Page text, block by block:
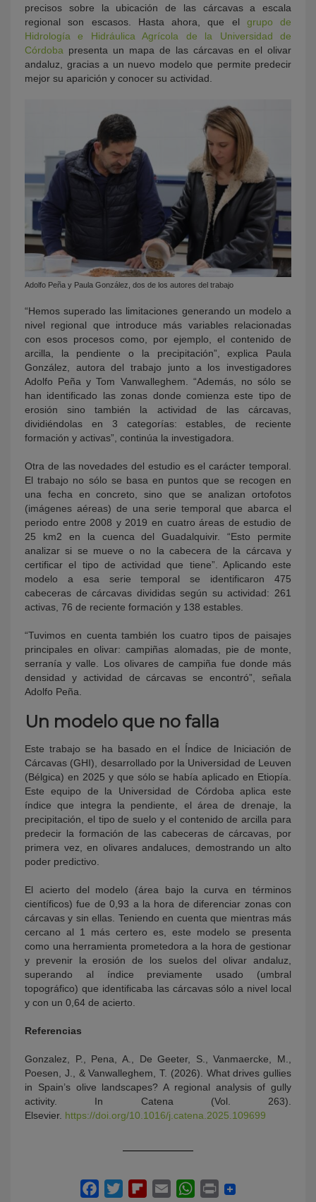
precisos sobre la ubicación de las cárcavas a escala
regional son escasos. Hasta ahora, que el grupo de
Hidrología e Hidráulica Agrícola de la Universidad de
Córdoba presenta un mapa de las cárcavas en el olivar
andaluz, gracias a un nuevo modelo que permite predecir
mejor su aparición y conocer su actividad.
Adolfo Peña y Paula González, dos de los autores del trabajo
“Hemos superado las limitaciones generando un modelo a
nivel regional que introduce más variables relacionadas
con esos procesos como, por ejemplo, el contenido de
arcilla, la pendiente o la precipitación”, explica Paula
González, autora del trabajo junto a los investigadores
Adolfo Peña y Tom Vanwalleghem. “Además, no sólo se
han identificado las zonas donde comienza este tipo de
erosión sino también la actividad de las cárcavas,
dividiéndolas en 3 categorías: estables, de reciente
formación y activas”, continúa la investigadora.
Otra de las novedades del estudio es el carácter temporal.
El trabajo no sólo se basa en puntos que se recogen en
una fecha en concreto, sino que se analizan ortofotos
(imágenes aéreas) de una serie temporal que abarca el
periodo entre 2008 y 2019 en cuatro áreas de estudio de
25 km2 en la cuenca del Guadalquivir. “Esto permite
analizar si se mueve o no la cabecera de la cárcava y
certificar el tipo de actividad que tiene”. Aplicando este
modelo a esa serie temporal se identificaron 475
cabeceras de cárcavas divididas según su actividad: 261
activas, 76 de reciente formación y 138 estables.
“Tuvimos en cuenta también los cuatro tipos de paisajes
principales en olivar: campiñas alomadas, pie de monte,
serranía y valle. Los olivares de campiña fue donde más
densidad y actividad de cárcavas se encontró”, señala
Adolfo Peña.
Un modelo que no falla
Este trabajo se ha basado en el Índice de Iniciación de
Cárcavas (GHI), desarrollado por la Universidad de Leuven
(Bélgica) en 2025 y que sólo se había aplicado en Etiopía.
Este equipo de la Universidad de Córdoba aplica este
índice que integra la pendiente, el área de drenaje, la
precipitación, el tipo de suelo y el contenido de arcilla para
predecir la formación de las cabeceras de cárcavas, por
primera vez, en olivares andaluces, demostrando un alto
poder predictivo.
El acierto del modelo (área bajo la curva en términos
científicos) fue de 0,93 a la hora de diferenciar zonas con
cárcavas y sin ellas. Teniendo en cuenta que mientras más
cercano al 1 más certero es, este modelo se presenta
como una herramienta prometedora a la hora de gestionar
y prevenir la erosión de los suelos del olivar andaluz,
superando al índice previamente usado (umbral
topográfico) que identificaba las cárcavas sólo a nivel local
y con un 0,64 de acierto.
Referencias
Gonzalez, P., Pena, A., De Geeter, S., Vanmaercke, M.,
Poesen, J., & Vanwalleghem, T. (2026). What drives gullies
in Spain’s olive landscapes? A regional analysis of gully
activity. In Catena (Vol. 263).
Elsevier. https://doi.org/10.1016/j.catena.2025.109699